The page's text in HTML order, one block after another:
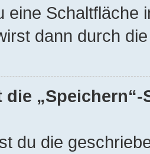
eine Schaltfläche
dann durch
die
du die